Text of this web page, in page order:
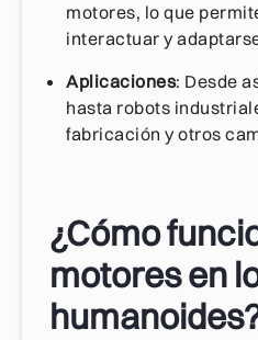
motores, lo que
interactuar y
Aplicaciones: Desde
hasta robots
fabricación y otros
¿Cómo
motores en